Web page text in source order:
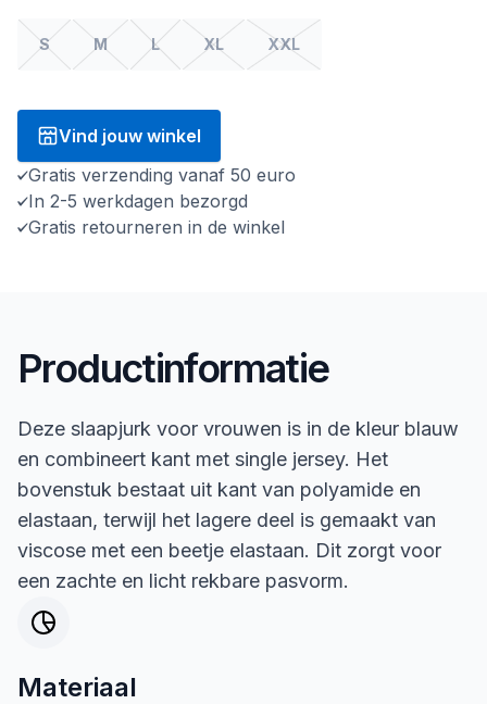
S M L XL XXL
Vind jouw winkel
Gratis verzending vanaf 50 euro
In 2-5 werkdagen bezorgd
Gratis retourneren in de winkel
Productinformatie
Deze slaapjurk voor vrouwen is in de kleur blauw
en combineert kant met single jersey. Het
bovenstuk bestaat uit kant van polyamide en
elastaan, terwijl het lagere deel is gemaakt van
viscose met een beetje elastaan. Dit zorgt voor
een zachte en licht rekbare pasvorm.
Materiaal